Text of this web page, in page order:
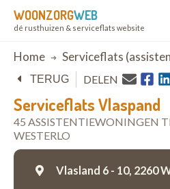
WOONZORGWEB
dé rusthuizen & serviceflats website
Breadcrumb
Home Serviceflats
Serviceflats Vlaspand
45 ASSISTENTIEWONINGEN
WESTERLO
TERUG DELEN
Vlasland 6 - 10, 2260